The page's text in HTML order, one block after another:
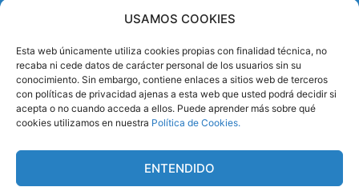
USAMOS COOKIES
Esta web únicamente utiliza cookies propias con finalidad técnica, no
recaba ni cede datos de carácter personal de los usuarios sin su
conocimiento. Sin embargo, contiene enlaces a sitios web de terceros
con políticas de privacidad ajenas a esta web que usted podrá decidir si
acepta o no cuando acceda a ellos. Puede aprender más sobre qué
cookies utilizamos en nuestra Política de Cookies.
ENTENDIDO
Tlf: 600 43 92 99
28039 – Madrid
Quiero ser funcionari@